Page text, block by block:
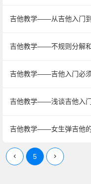
吉他教学——从吉他入门
吉他教学——不规则分解
吉他教学——吉他入门必
吉他教学——浅谈吉他入
吉他教学——女生弹吉他
5